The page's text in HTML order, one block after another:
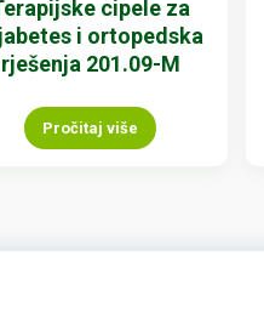
cipele za
i ortopedska
rješenja 201.09-M
Pročitaj više